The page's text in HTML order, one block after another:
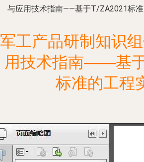
与应用技术指南——基于T/ZA2021标
军工产品研制知识
用技术指南——基
标准的工程